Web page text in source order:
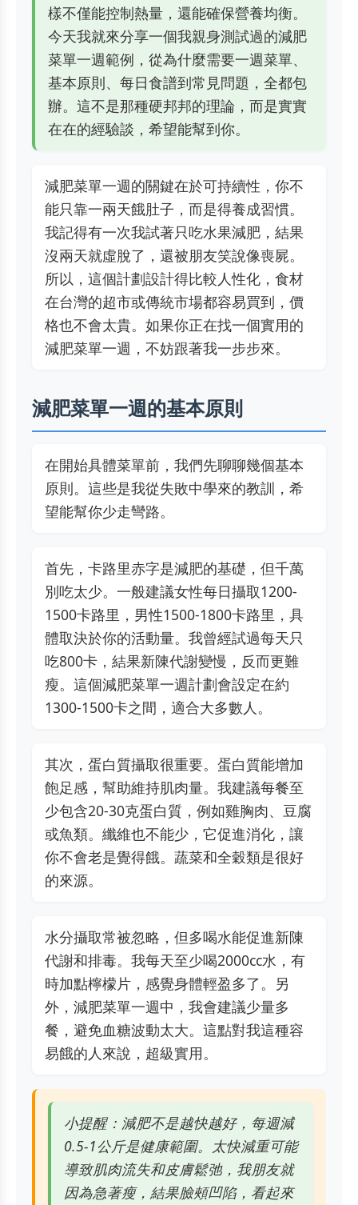
樣不僅能控制熱量，還能確保營養均衡。
今天我就來分享一個我親身測試過的減肥
菜單一週範例，從為什麼需要一週菜單、
基本原則、每日食譜到常見問題，全都包
辦。這不是那種硬邦邦的理論，而是實實
在在的經驗談，希望能幫到你。
減肥菜單一週的關鍵在於可持續性，你不
能只靠一兩天餓肚子，而是得養成習慣。
我記得有一次我試著只吃水果減肥，結果
沒兩天就虛脫了，還被朋友笑說像喪屍。
所以，這個計劃設計得比較人性化，食材
在台灣的超市或傳統市場都容易買到，價
格也不會太貴。如果你正在找一個實用的
減肥菜單一週，不妨跟著我一步步來。
減肥菜單一週的基本原則
在開始具體菜單前，我們先聊聊幾個基本
原則。這些是我從失敗中學來的教訓，希
望能幫你少走彎路。
首先，卡路里赤字是減肥的基礎，但千萬
別吃太少。一般建議女性每日攝取1200-
1500卡路里，男性1500-1800卡路里，具
體取決於你的活動量。我曾經試過每天只
吃800卡，結果新陳代謝變慢，反而更難
瘦。這個減肥菜單一週計劃會設定在約
1300-1500卡之間，適合大多數人。
其次，蛋白質攝取很重要。蛋白質能增加
飽足感，幫助維持肌肉量。我建議每餐至
少包含20-30克蛋白質，例如雞胸肉、豆腐
或魚類。纖維也不能少，它促進消化，讓
你不會老是覺得餓。蔬菜和全穀類是很好
的來源。
水分攝取常被忽略，但多喝水能促進新陳
代謝和排毒。我每天至少喝2000cc水，有
時加點檸檬片，感覺身體輕盈多了。另
外，減肥菜單一週中，我會建議少量多
餐，避免血糖波動太大。這點對我這種容
易餓的人來說，超級實用。
小提醒：減肥不是越快越好，每週減
0.5-1公斤是健康範圍。太快減重可能
導致肌肉流失和皮膚鬆弛，我朋友就
因為急著瘦，結果臉頰凹陷，看起來